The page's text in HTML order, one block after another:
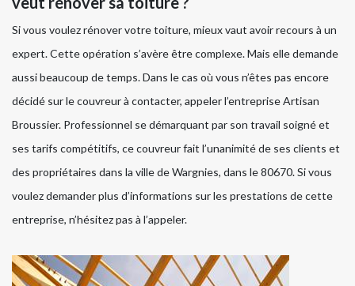
Si vous voulez rénover votre toiture, mieux vaut avoir recours à un
expert. Cette opération s’avère être complexe. Mais elle demande
aussi beaucoup de temps. Dans le cas où vous n’êtes pas encore
décidé sur le couvreur à contacter, appeler l’entreprise Artisan
Broussier. Professionnel se démarquant par son travail soigné et
ses tarifs compétitifs, ce couvreur fait l’unanimité de ses clients et
des propriétaires dans la ville de Wargnies, dans le 80670. Si vous
voulez demander plus d’informations sur les prestations de cette
entreprise, n’hésitez pas à l’appeler.